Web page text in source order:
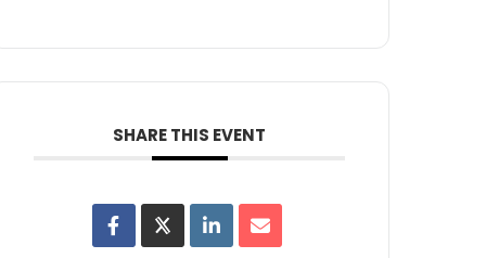
SHARE THIS EVENT